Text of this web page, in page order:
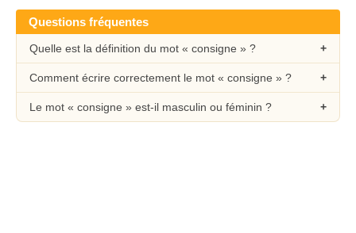
Questions fréquentes
Quelle est la définition du mot « consigne » ?
Comment écrire correctement le mot « consigne » ?
Le mot « consigne » est-il masculin ou féminin ?